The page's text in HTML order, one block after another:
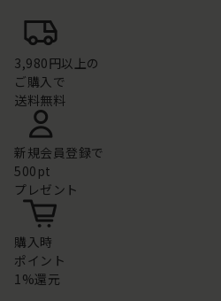
3,980円以上の
ご購入で
送料無料
新規会員登録で
500pt
プレゼント
購入時
ポイント
1%還元